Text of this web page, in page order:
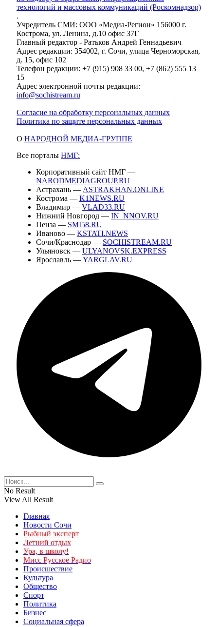
технологий и массовых коммуникаций (Роскомнадзор)
.
Учредитель СМИ: ООО «Медиа-Регион» 156000 г.
Кострома, ул. Ленина, д.10 офис 37Г
Главный редактор - Ратьков Андрей Геннадьевич
Адрес редакции: 354002, г. Сочи, улица Черноморская,
д. 15, офис 102
Телефон редакции: +7 (915) 908 33 00, +7 (862) 555 13
15
Адрес электронной почты редакции:
info@sochistream.ru
Согласие на обработку персональных данных
Политика по защите персональных данных
О НАРОДНОЙ МЕДИА-ГРУППЕ
Все порталы НМГ:
Корпоративный сайт НМГ —
NARODMEDIAGROUP.RU
Астрахань — ASTRAKHAN.ONLINE
Кострома — K1NEWS.RU
Владимир — VLAD33.RU
Нижний Новгород — IN_NNOV.RU
Пенза — SMI58.RU
Иваново — KSTATI.NEWS
Сочи/Краснодар — SOCHISTREAM.RU
Ульяновск — ULYANOVSK.EXPRESS
Ярославль — YARGLAV.RU
No Result
View All Result
Главная
Новости Сочи
Рыбный эксперт
Летний отдых
Ура, в школу!
Мисс Русское Радио
Происшествие
Культура
Общество
Спорт
Политика
Бизнес
Социальная сфера